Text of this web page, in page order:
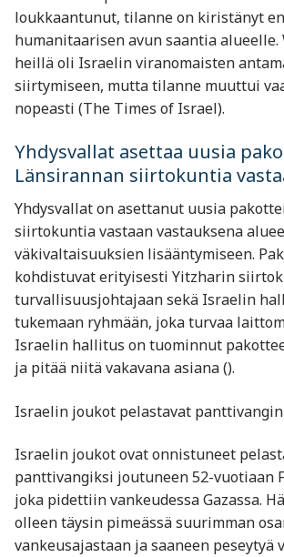
loukkaantunut, tilanne on kiristänyt
humanitaarisen avun saantia alueelle.
heillä oli Israelin viranomaisten
siirtymiseen, mutta tilanne muuttui
nopeasti ​(The Times of Israel).
Yhdysvallat asettaa uusia
Länsirannan siirtokuntia
Yhdysvallat on asettanut uusia
siirtokuntia vastaan vastauksena
väkivaltaisuuksien lisääntymiseen.
kohdistuvat erityisesti Yitzharin
turvallisuusjohtajaan sekä Israelin
tukemaan ryhmään, joka turvaa
Israelin hallitus on tuominnut
ja pitää niitä vakavana asiana​ ().
Israelin joukot pelastavat panttivangin
Israelin joukot ovat onnistuneet
panttivangiksi joutuneen 52-vuotiaan
joka pidettiin vankeudessa Gazassa.
olleen täysin pimeässä suurimman
vankeusajastaan ja saaneen peseytyä